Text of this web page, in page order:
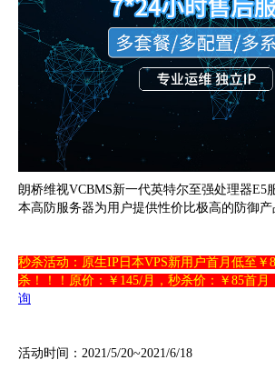
朗桥维视VCBMS新一代英特尔至强处理器E5
本高防服务器为用户提供性价比极高的防御产
秒杀活动： 原生IP 日本VPS新用户首月低至￥
杀！！！原价：￥145/月，秒杀价：￥85首月
询
活动时间：2021/5/20~2021/6/18